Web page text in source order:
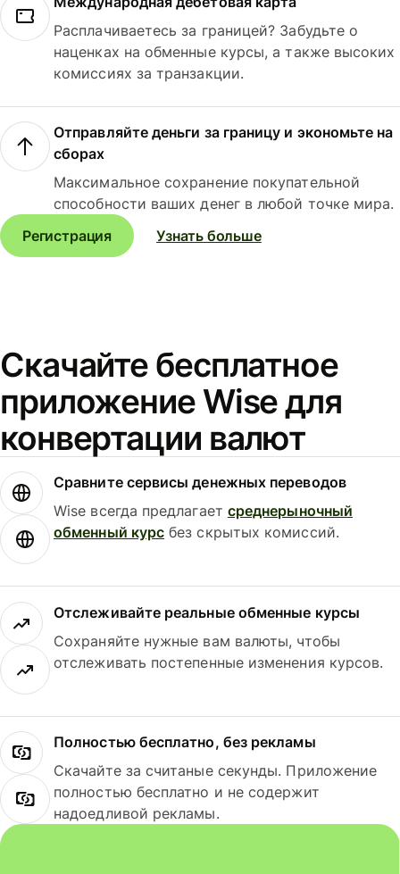
Расплачиваетесь за границей? Забудьте о
наценках на обменные курсы, а также высоких
комиссиях за транзакции.
Отправляйте деньги за границу и экономьте на
сборах
Максимальное сохранение покупательной
способности ваших денег в любой точке мира.
Регистрация
Узнать больше
Скачайте бесплатное
приложение Wise для
конвертации валют
Сравните сервисы денежных переводов
Wise всегда предлагает среднерыночный
обменный курс без скрытых комиссий.
Отслеживайте реальные обменные курсы
Сохраняйте нужные вам валюты, чтобы
отслеживать постепенные изменения курсов.
Полностью бесплатно, без рекламы
Скачайте за считаные секунды. Приложение
полностью бесплатно и не содержит
надоедливой рекламы.